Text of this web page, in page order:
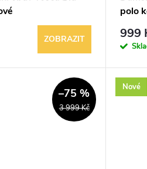
ZOBRAZIT
polo
999
3 999 Kč
–75 % Nové